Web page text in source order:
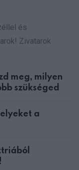
és
Zivatarok
meg, milyen
szükséged
a